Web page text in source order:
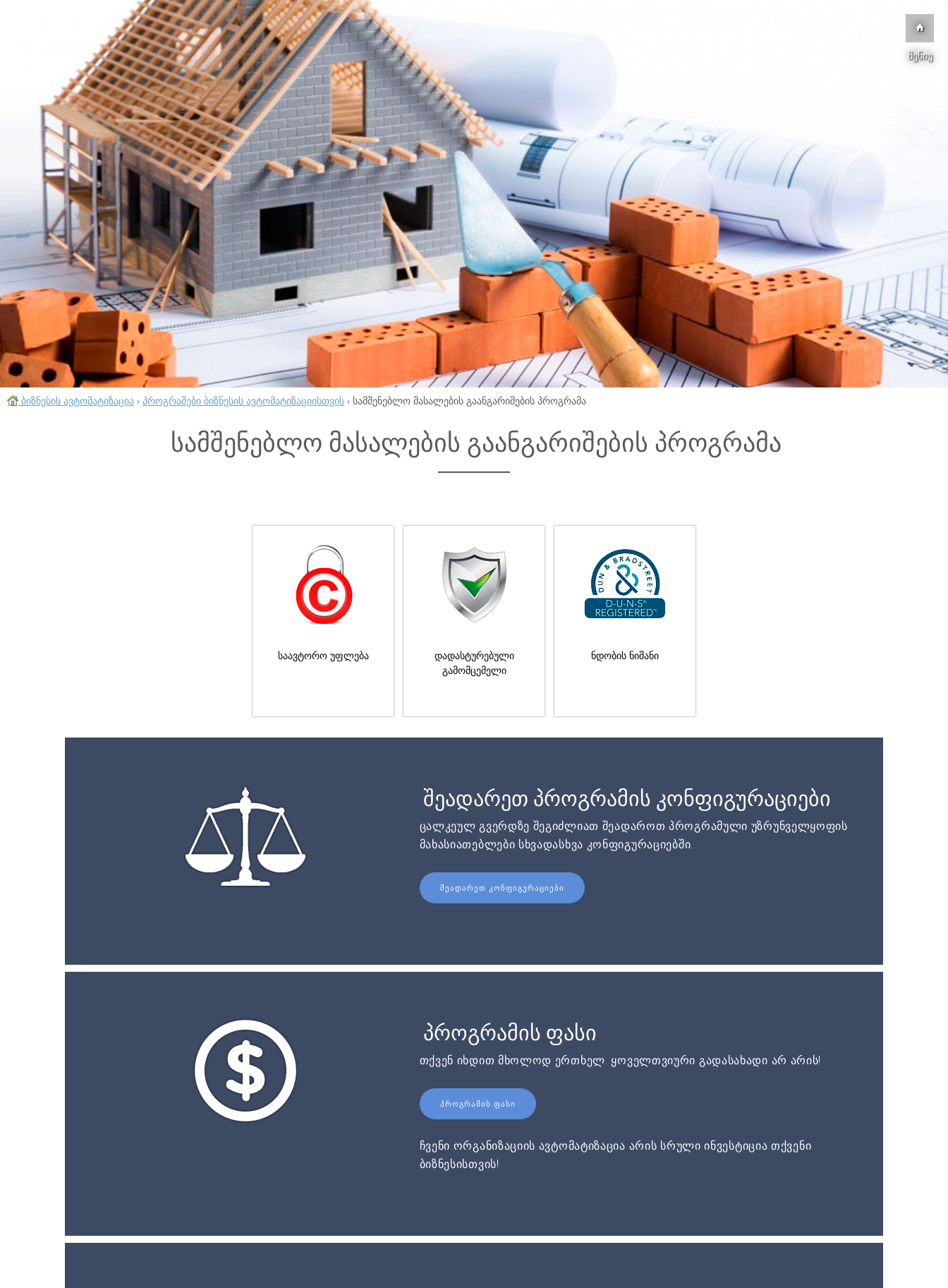
მენიუ
ბიზნესის ავტომატიზაცია › პროგრამები ბიზნესის ავტომატიზაციისთვის › სამშენებლო მასალების გაანგარიშების პროგრამა
სამშენებლო მასალების გაანგარიშების პროგრამა
საავტორო უფლება
დადასტურებული
გამომცემელი
ნდობის ნიშანი
შეადარეთ პროგრამის კონფიგურაციები
ცალკეულ გვერდზე შეგიძლიათ შეადაროთ პროგრამული უზრუნველყოფის
მახასიათებლები სხვადასხვა კონფიგურაციებში.
ᲨᲔᲐᲓᲐᲠᲔᲗ ᲙᲝᲜᲤᲘᲒᲣᲠᲐᲪᲘᲔᲑᲘ
პროგრამის ფასი
თქვენ იხდით მხოლოდ ერთხელ. ყოველთვიური გადასახადი არ არის!
ᲞᲠᲝᲒᲠᲐᲛᲘᲡ ᲤᲐᲡᲘ
ჩვენი ორგანიზაციის ავტომატიზაცია არის სრული ინვესტიცია თქვენი
ბიზნესისთვის!